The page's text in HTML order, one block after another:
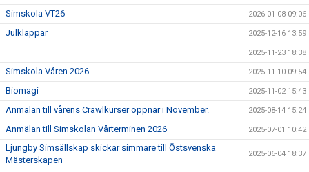
Simskola VT26 2026-01-08 09:06
Julklappar 2025-12-16 13:59
2025-11-23 18:38
Simskola Våren 2026 2025-11-10 09:54
Biomagi 2025-11-02 15:43
Anmälan till vårens Crawlkurser öppnar i November. 2025-08-14 15:24
Anmälan till Simskolan Vårterminen 2026 2025-07-01 10:42
Ljungby Simsällskap skickar simmare till Östsvenska
Mästerskapen
2025-06-04 18:37